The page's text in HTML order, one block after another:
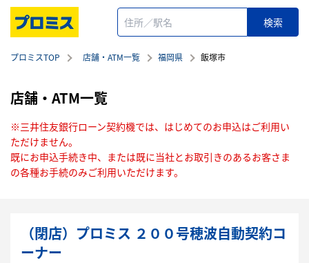
プロミスTOP 店舗・ATM一覧 福岡県 飯塚市
店舗・ATM一覧
※三井住友銀行ローン契約機では、はじめてのお申込はご利用い
ただけません。
既にお申込手続き中、または既に当社とお取引きのあるお客さま
の各種お手続のみご利用いただけます。
（閉店）プロミス ２００号穂波自動契約コ
ーナー